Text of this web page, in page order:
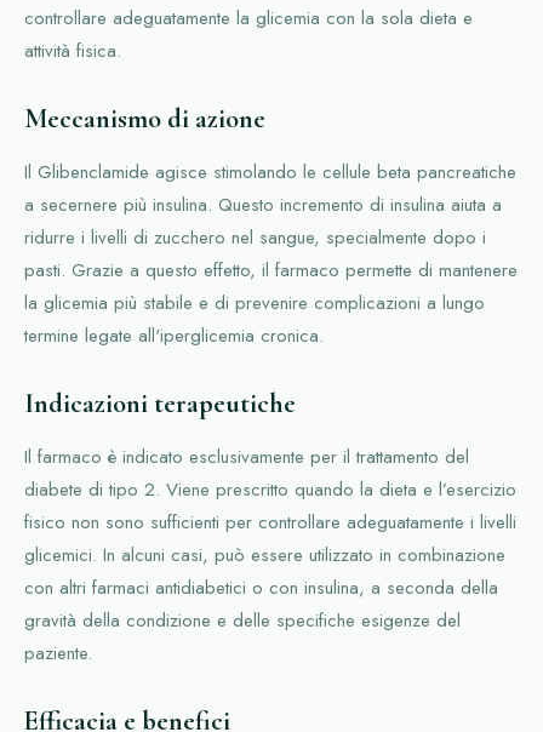
controllare adeguatamente la glicemia con la sola dieta e
attività fisica.
Meccanismo di azione
Il Glibenclamide agisce stimolando le cellule beta pancreatiche
a secernere più insulina. Questo incremento di insulina aiuta a
ridurre i livelli di zucchero nel sangue, specialmente dopo i
pasti. Grazie a questo effetto, il farmaco permette di mantenere
la glicemia più stabile e di prevenire complicazioni a lungo
termine legate all'iperglicemia cronica.
Indicazioni terapeutiche
Il farmaco è indicato esclusivamente per il trattamento del
diabete di tipo 2. Viene prescritto quando la dieta e l’esercizio
fisico non sono sufficienti per controllare adeguatamente i livelli
glicemici. In alcuni casi, può essere utilizzato in combinazione
con altri farmaci antidiabetici o con insulina, a seconda della
gravità della condizione e delle specifiche esigenze del
paziente.
Efficacia e benefici